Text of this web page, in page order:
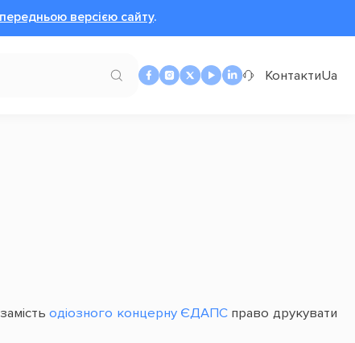
версією сайту.
КонтактиUa
одіозного концерну ЄДАПС право друкувати